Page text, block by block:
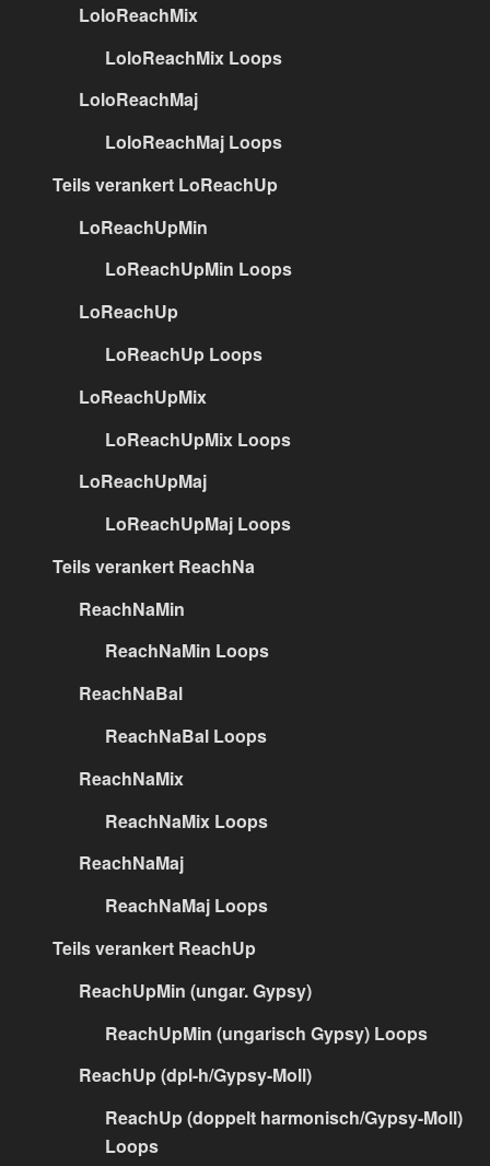
LoloReachMix
LoloReachMix Loops
LoloReachMaj
LoloReachMaj Loops
Teils verankert LoReachUp
LoReachUpMin
LoReachUpMin Loops
LoReachUp
LoReachUp Loops
LoReachUpMix
LoReachUpMix Loops
LoReachUpMaj
LoReachUpMaj Loops
Teils verankert ReachNa
ReachNaMin
ReachNaMin Loops
ReachNaBal
ReachNaBal Loops
ReachNaMix
ReachNaMix Loops
ReachNaMaj
ReachNaMaj Loops
Teils verankert ReachUp
ReachUpMin (ungar. Gypsy)
ReachUpMin (ungarisch Gypsy) Loops
ReachUp (dpl-h/Gypsy-Moll)
ReachUp (doppelt harmonisch/Gypsy-Moll)
Loops